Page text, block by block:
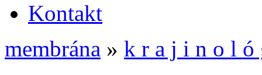
Kontakt
membrána » k r a j i n o l ó